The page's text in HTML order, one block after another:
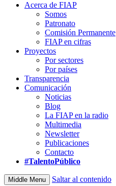
Acerca de FIAP
Somos
Patronato
Comisión Permanente
FIAP en cifras
Proyectos
Por sectores
Por países
Transparencia
Comunicación
Noticias
Blog
La FIAP en la radio
Multimedia
Newsletter
Publicaciones
Contacto
#TalentoPúblico
Middle Menu Saltar al contenido